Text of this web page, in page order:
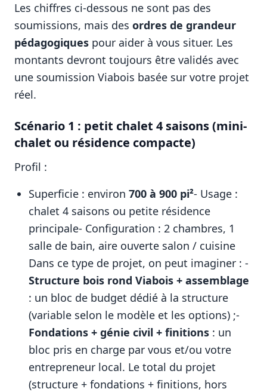
Les chiffres ci-dessous ne sont pas des
soumissions, mais des ordres de grandeur
pédagogiques pour aider à vous situer. Les
montants devront toujours être validés avec
une soumission Viabois basée sur votre projet
réel.
Scénario 1 : petit chalet 4 saisons (mini-
chalet ou résidence compacte)
Profil :
Superficie : environ 700 à 900 pi²- Usage :
chalet 4 saisons ou petite résidence
principale- Configuration : 2 chambres, 1
salle de bain, aire ouverte salon / cuisine
Dans ce type de projet, on peut imaginer : -
Structure bois rond Viabois + assemblage
: un bloc de budget dédié à la structure
(variable selon le modèle et les options) ;-
Fondations + génie civil + finitions : un
bloc pris en charge par vous et/ou votre
entrepreneur local. Le total du projet
(structure + fondations + finitions, hors